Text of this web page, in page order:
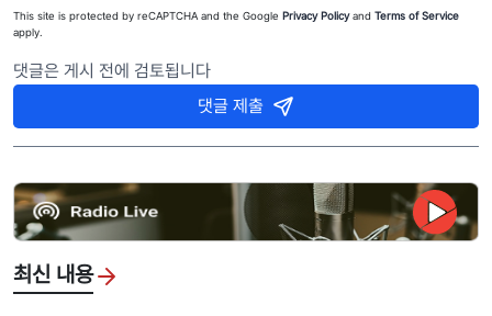
This site is protected by reCAPTCHA and the Google Privacy Policyand Terms of Service
apply.
댓글은 게시 전에 검토됩니다
댓글 제출
최신 내용